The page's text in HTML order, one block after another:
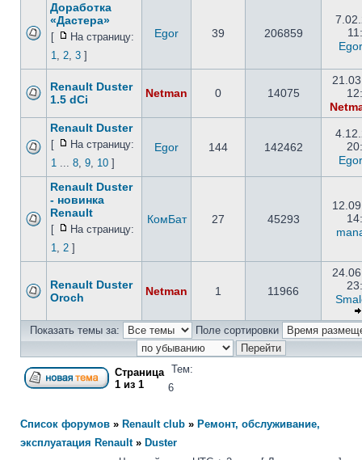
Доработка
«Дастера»
[
На страницу:
1, 2, 3 ]
Egor 39 206859
Egor
Renault Duster
1.5 dCi
Netman 0 14075
Renault Duster
[
На страницу:
1 ... 8, 9, 10 ]
Egor 144 142462
Egor
Renault Duster
- новинка
Renault
[
На страницу:
1, 2 ]
КомБат 27 45293
Renault Duster
Oroch
Netman 1 11966
Показать темы за: Поле сортировки
Страница
1 из 1
Тем:
6
Список форумов » Renault club » Ремонт, обслуживание,
эксплуатация Renault» Duster